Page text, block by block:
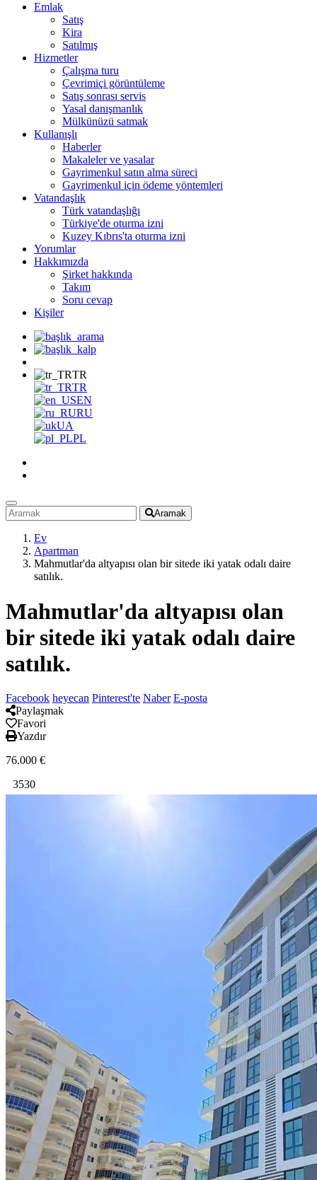
Emlak
Satış
Kira
Satılmış
Hizmetler
Çalışma turu
Çevrimiçi görüntüleme
Satış sonrası servis
Yasal danışmanlık
Mülkünüzü satmak
Kullanışlı
Haberler
Makaleler ve yasalar
Gayrimenkul satın alma süreci
Gayrimenkul için ödeme yöntemleri
Vatandaşlık
Türk vatandaşlığı
Türkiye'de oturma izni
Kuzey Kıbrıs'ta oturma izni
Yorumlar
Hakkımızda
Şirket hakkında
Takım
Soru cevap
Kişiler
TR
TR
EN
RU
UA
PL
Aramak
Ev
Apartman
Mahmutlar'da altyapısı olan bir sitede iki yatak odalı daire
satılık.
Mahmutlar'da altyapısı olan
bir sitede iki yatak odalı daire
satılık.
Facebook heyecan Pinterest'te Naber E-posta
Paylaşmak
Favori
Yazdır
76.000 €
3530